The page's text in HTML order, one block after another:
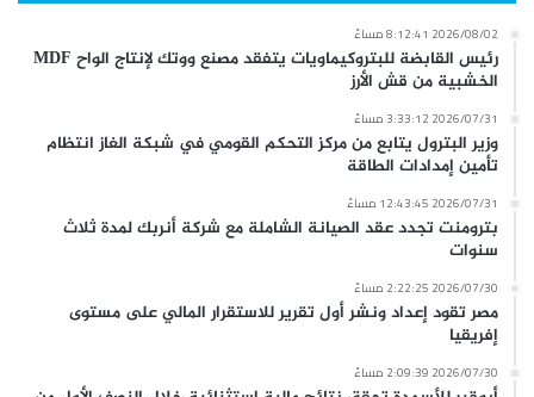
2026/08/02 8:12:41 مساءً
رئيس القابضة للبتروكيماويات يتفقد مصنع ووتك لإنتاج الواح MDF
الخشبية من قش الأرز
2026/07/31 3:33:12 مساءً
وزير البترول يتابع من مركز التحكم القومي في شبكة الغاز انتظام
تأمين إمدادات الطاقة
2026/07/31 12:43:45 مساءً
بترومنت تجدد عقد الصيانة الشاملة مع شركة أنربك لمدة ثلاث
سنوات
2026/07/30 2:22:25 مساءً
مصر تقود إعداد ونشر أول تقرير للاستقرار المالي على مستوى
إفريقيا
2026/07/30 2:09:39 مساءً